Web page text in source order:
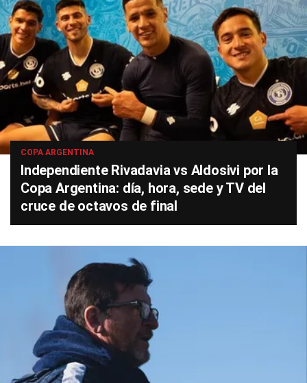
COPA ARGENTINA
Independiente Rivadavia vs Aldosivi por la
Copa Argentina: día, hora, sede y TV del
cruce de octavos de final